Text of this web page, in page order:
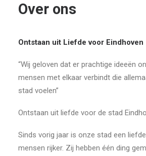
Over ons
Ontstaan uit Liefde voor Eindhoven
“Wij geloven dat er prachtige ideeën
mensen met elkaar verbindt die
stad voelen”
Ontstaan uit liefde voor de stad
Sinds vorig jaar is onze stad een
mensen rijker. Zij hebben één ding